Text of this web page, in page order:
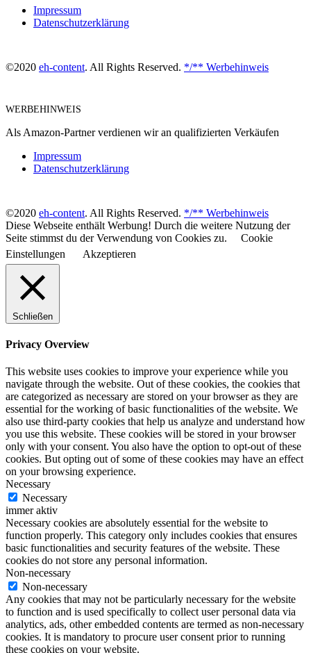
Impressum
Datenschutzerklärung
©2020 eh-content. All Rights Reserved. */** Werbehinweis
WERBEHINWEIS
Als Amazon-Partner verdienen wir an qualifizierten Verkäufen
Impressum
Datenschutzerklärung
©2020 eh-content. All Rights Reserved. */** Werbehinweis
Diese Webseite enthält Werbung! Durch die weitere Nutzung der
Seite stimmst du der Verwendung von Cookies zu.
Cookie
Einstellungen
Akzeptieren
Schließen
Privacy Overview
This website uses cookies to improve your experience while you
navigate through the website. Out of these cookies, the cookies that
are categorized as necessary are stored on your browser as they are
essential for the working of basic functionalities of the website. We
also use third-party cookies that help us analyze and understand how
you use this website. These cookies will be stored in your browser
only with your consent. You also have the option to opt-out of these
cookies. But opting out of some of these cookies may have an effect
on your browsing experience.
Necessary
Necessary
immer aktiv
Necessary cookies are absolutely essential for the website to
function properly. This category only includes cookies that ensures
basic functionalities and security features of the website. These
cookies do not store any personal information.
Non-necessary
Non-necessary
Any cookies that may not be particularly necessary for the website
to function and is used specifically to collect user personal data via
analytics, ads, other embedded contents are termed as non-necessary
cookies. It is mandatory to procure user consent prior to running
these cookies on your website.